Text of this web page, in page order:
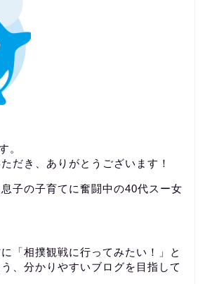
。
だき、ありがとうございます！
子の子育てに奮闘中の40代スー女
「相撲観戦に行ってみたい！」と
、分かりやすいブログを目指して